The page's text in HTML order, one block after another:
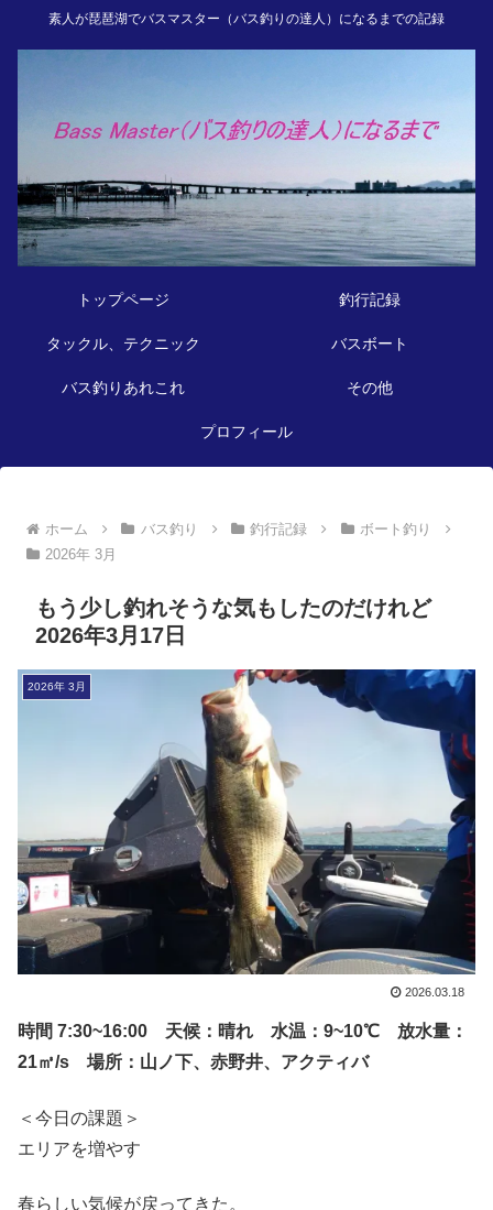
素人が琵琶湖でバスマスター（バス釣りの達人）になるまでの記録
トップページ 釣行記録
タックル、テクニック バスボート
バス釣りあれこれ その他
プロフィール
ホーム バス釣り 釣行記録
ボート釣り
2026年 3月
もう少し釣れそうな気もしたのだけれど
2026年3月17日
2026年 3月
2026.03.18
時間 7:30~16:00 天候：晴れ 水温：9~10℃ 放水量：
21㎥/s 場所：山ノ下、赤野井、アクティバ
＜今日の課題＞
エリアを増やす
春らしい気候が戻ってきた。